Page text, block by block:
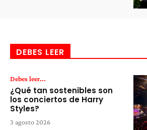
DEBES LEER
Debes leer...
¿Qué tan sostenibles son
los conciertos de Harry
Styles?
3 agosto 2026